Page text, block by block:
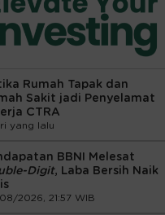
Rumah Tapak dan
Sakit jadi Penyelamat
CTRA
yang lalu
BBNI Melesat
Digit, Laba Bersih Naik
2026, 21:57 WIB